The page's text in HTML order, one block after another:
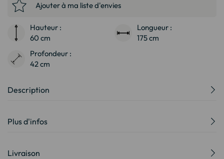
Ajouter à ma liste d'envies
Hauteur :
60 cm
Longueur :
175 cm
Profondeur :
42 cm
Description
Plus d'infos
Livraison